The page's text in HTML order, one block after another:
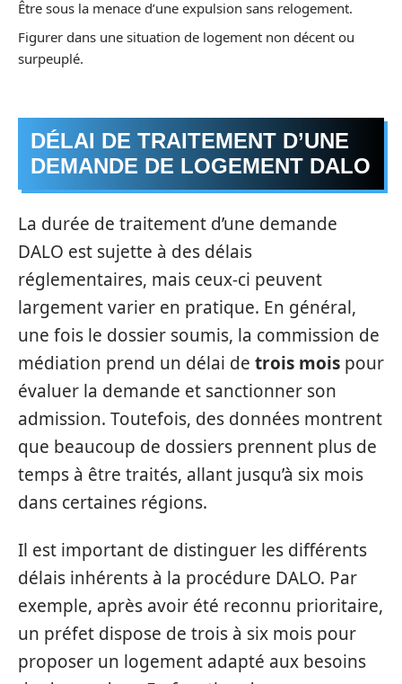
Être sous la menace d’une expulsion sans relogement.
Figurer dans une situation de logement non décent ou
surpeuplé.
DÉLAI DE TRAITEMENT D’UNE
DEMANDE DE LOGEMENT DALO
La durée de traitement d’une demande
DALO est sujette à des délais
réglementaires, mais ceux-ci peuvent
largement varier en pratique. En général,
une fois le dossier soumis, la commission de
médiation prend un délai de trois mois pour
évaluer la demande et sanctionner son
admission. Toutefois, des données montrent
que beaucoup de dossiers prennent plus de
temps à être traités, allant jusqu’à six mois
dans certaines régions.
Il est important de distinguer les différents
délais inhérents à la procédure DALO. Par
exemple, après avoir été reconnu prioritaire,
un préfet dispose de trois à six mois pour
proposer un logement adapté aux besoins